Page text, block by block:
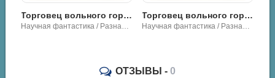
Торговец вольного города 3 - Зигмунд Крафт
Научная фантастика / Разная литература
Торговец вольного города III - Зигмунд Крафт
Научная фантастика / Разная литература
ОТЗЫВЫ - 0